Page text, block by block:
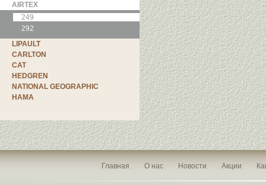
AIRTEX
249
292
LIPAULT
CARLTON
CAT
HEDGREN
NATIONAL GEOGRAPHIC
HAMA
Главная О нас Новости Акции